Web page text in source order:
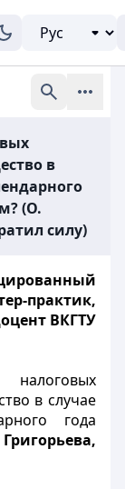
в
(О.
силу)
практик,
ВКГТУ
в случае
года